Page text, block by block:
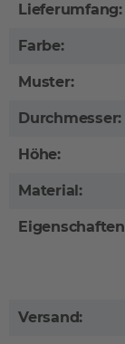
Lieferumfang:
Farbe:
Muster:
Durchmesser:
Höhe:
Material:
Versand: